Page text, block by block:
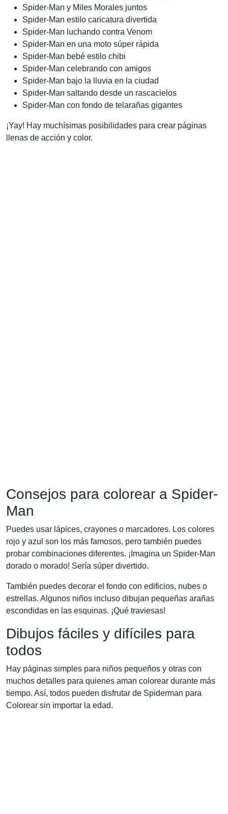
Spider-Man y Miles Morales juntos
Spider-Man estilo caricatura divertida
Spider-Man luchando contra Venom
Spider-Man en una moto súper rápida
Spider-Man bebé estilo chibi
Spider-Man celebrando con amigos
Spider-Man bajo la lluvia en la ciudad
Spider-Man saltando desde un rascacielos
Spider-Man con fondo de telarañas gigantes
¡Yay! Hay muchísimas posibilidades para crear páginas
llenas de acción y color.
Consejos para colorear a Spider-
Man
Puedes usar lápices, crayones o marcadores. Los colores
rojo y azul son los más famosos, pero también puedes
probar combinaciones diferentes. ¡Imagina un Spider-Man
dorado o morado! Sería súper divertido.
También puedes decorar el fondo con edificios, nubes o
estrellas. Algunos niños incluso dibujan pequeñas arañas
escondidas en las esquinas. ¡Qué traviesas!
Dibujos fáciles y difíciles para
todos
Hay páginas simples para niños pequeños y otras con
muchos detalles para quienes aman colorear durante más
tiempo. Así, todos pueden disfrutar de Spiderman para
Colorear sin importar la edad.